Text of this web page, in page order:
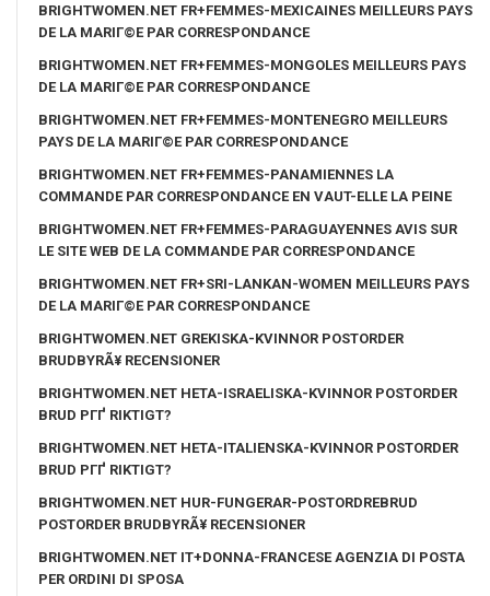
BRIGHTWOMEN.NET FR+FEMMES-MEXICAINES MEILLEURS PAYS
DE LA MARIГ©E PAR CORRESPONDANCE
BRIGHTWOMEN.NET FR+FEMMES-MONGOLES MEILLEURS PAYS
DE LA MARIГ©E PAR CORRESPONDANCE
BRIGHTWOMEN.NET FR+FEMMES-MONTENEGRO MEILLEURS
PAYS DE LA MARIГ©E PAR CORRESPONDANCE
BRIGHTWOMEN.NET FR+FEMMES-PANAMIENNES LA
COMMANDE PAR CORRESPONDANCE EN VAUT-ELLE LA PEINE
BRIGHTWOMEN.NET FR+FEMMES-PARAGUAYENNES AVIS SUR
LE SITE WEB DE LA COMMANDE PAR CORRESPONDANCE
BRIGHTWOMEN.NET FR+SRI-LANKAN-WOMEN MEILLEURS PAYS
DE LA MARIГ©E PAR CORRESPONDANCE
BRIGHTWOMEN.NET GREKISKA-KVINNOR POSTORDER
BRUDBYRÃ¥ RECENSIONER
BRIGHTWOMEN.NET HETA-ISRAELISKA-KVINNOR POSTORDER
BRUD PГҐ RIKTIGT?
BRIGHTWOMEN.NET HETA-ITALIENSKA-KVINNOR POSTORDER
BRUD PГҐ RIKTIGT?
BRIGHTWOMEN.NET HUR-FUNGERAR-POSTORDREBRUD
POSTORDER BRUDBYRÃ¥ RECENSIONER
BRIGHTWOMEN.NET IT+DONNA-FRANCESE AGENZIA DI POSTA
PER ORDINI DI SPOSA